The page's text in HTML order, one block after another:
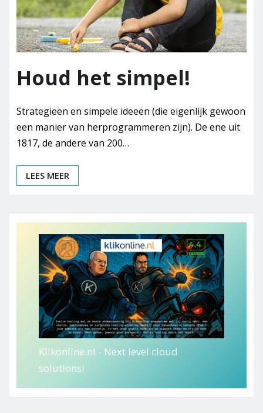
Houd het simpel!
Strategieën en simpele ideeën (die eigenlijk gewoon
een manier van herprogrammeren zijn). De ene uit
1817, de andere van 200…
LEES MEER
Klikonline.nl - Next level cloud
solutions!